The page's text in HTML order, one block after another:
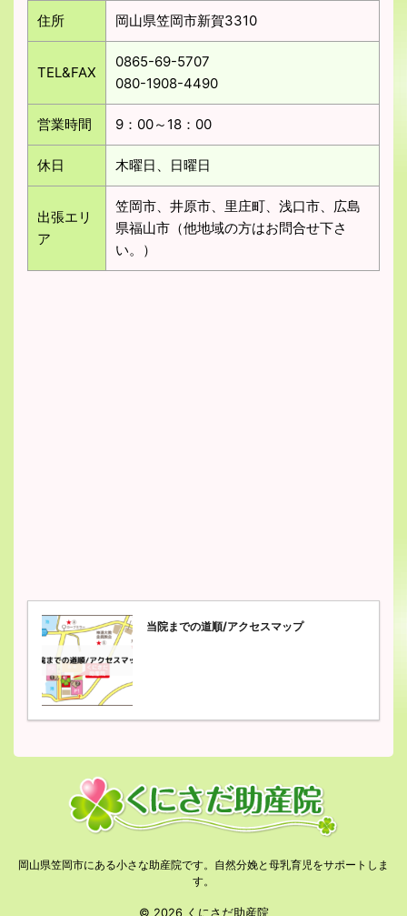
住所 岡山県笠岡市新賀3310
TEL&FAX
0865-69-5707
080-1908-4490
営業時間 9：00～18：00
休日 木曜日、日曜日
出張エリ
ア
笠岡市、井原市、里庄町、浅口市、広島
県福山市（他地域の方はお問合せ下さ
い。）
当院までの道順/アクセスマップ
岡山県笠岡市にある小さな助産院です。自然分娩と母乳育児をサポートしま
す。
© 2026 くにさだ助産院